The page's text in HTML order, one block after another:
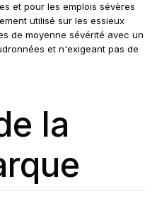
et pour les emplois sévères
utilisé sur les essieux
de moyenne sévérité avec un
et n'exigeant pas de
la